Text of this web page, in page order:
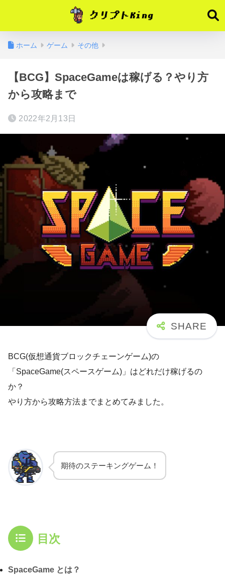
ホーム ゲーム その他
【BCG】SpaceGameは稼げる？やり方
から攻略まで
2022年2月13日
BCG(仮想通貨ブロックチェーンゲーム)の
「SpaceGame(スペースゲーム)」はどれだけ稼げるの
か？
やり方から攻略方法までまとめてみました。
期待のステーキングゲーム！
目次
SpaceGame とは？